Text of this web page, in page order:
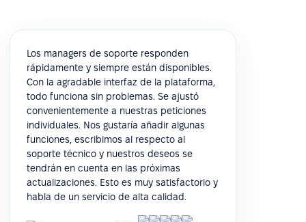
Los managers de soporte responden
rápidamente y siempre están disponibles.
Con la agradable interfaz de la plataforma,
todo funciona sin problemas. Se ajustó
convenientemente a nuestras peticiones
individuales. Nos gustaría añadir algunas
funciones, escribimos al respecto al
soporte técnico y nuestros deseos se
tendrán en cuenta en las próximas
actualizaciones. Esto es muy satisfactorio y
habla de un servicio de alta calidad.